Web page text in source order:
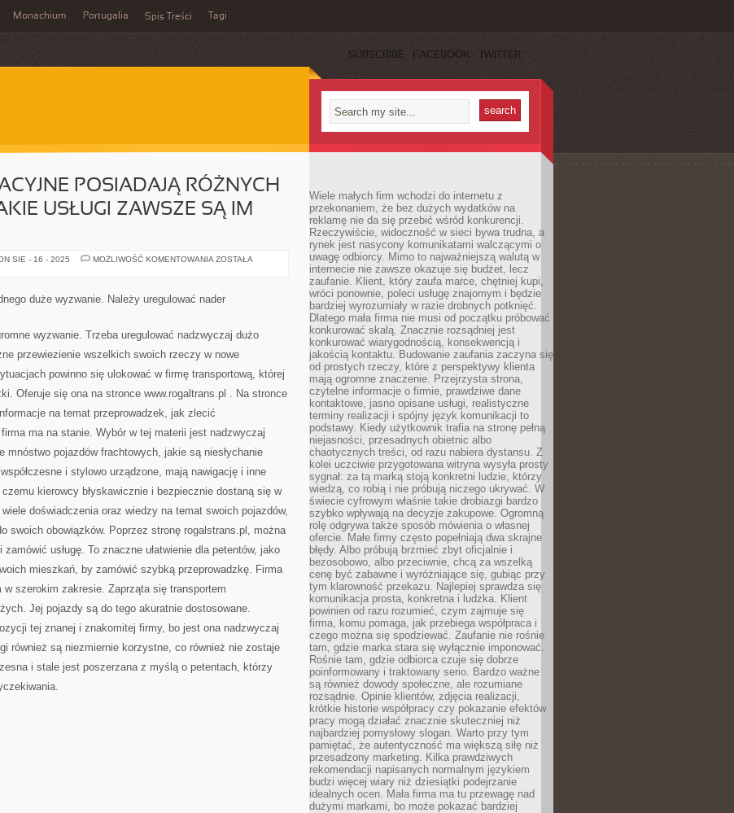
Monachium Portugalia Spis Treści Tagi
SUBSCRIBE FACEBOOK TWITTER
POSIADAJĄ RÓŻNYCH
USŁUGI ZAWSZE SĄ IM
SIE - 16 - 2025 MOŻLIWOŚĆ KOMENTOWANIA FIRMY
KLIENTÓW,
BO
ZAWSZE
SĄ
POTRZEBNE
ZOSTAŁA
duże wyzwanie. Należy uregulować nader
wyzwanie. Trzeba uregulować nadzwyczaj dużo
przewiezienie wszelkich swoich rzeczy w nowe
powinno się ulokować w firmę transportową, której
Oferuje się ona na stronce www.rogaltrans.pl . Na stronce
na temat przeprowadzek, jak zlecić
ma na stanie. Wybór w tej materii jest nadzwyczaj
mnóstwo pojazdów frachtowych, jakie są niesłychanie
i stylowo urządzone, mają nawigację i inne
kierowcy błyskawicznie i bezpiecznie dostaną się w
doświadczenia oraz wiedzy na temat swoich pojazdów,
swoich obowiązków. Poprzez stronę rogalstrans.pl, można
usługę. To znaczne ułatwienie dla petentów, jako
mieszkań, by zamówić szybką przeprowadzkę. Firma
w szerokim zakresie. Zaprząta się transportem
Jej pojazdy są do tego akuratnie dostosowane.
tej znanej i znakomitej firmy, bo jest ona nadzwyczaj
również są niezmiernie korzystne, co również nie zostaje
i stale jest poszerzana z myślą o petentach, którzy
Wiele małych firm wchodzi do internetu z
przekonaniem, że bez dużych wydatków na
reklamę nie da się przebić wśród konkurencji.
Rzeczywiście, widoczność w sieci bywa trudna, a
rynek jest nasycony komunikatami walczącymi o
uwagę odbiorcy. Mimo to najważniejszą walutą w
internecie nie zawsze okazuje się budżet, lecz
zaufanie. Klient, który zaufa marce, chętniej kupi,
wróci ponownie, poleci usługę znajomym i będzie
bardziej wyrozumiały w razie drobnych potknięć.
Dlatego mała firma nie musi od początku próbować
konkurować skalą. Znacznie rozsądniej jest
konkurować wiarygodnością, konsekwencją i
jakością kontaktu. Budowanie zaufania zaczyna się
od prostych rzeczy, które z perspektywy klienta
mają ogromne znaczenie. Przejrzysta strona,
czytelne informacje o firmie, prawdziwe dane
kontaktowe, jasno opisane usługi, realistyczne
terminy realizacji i spójny język komunikacji to
podstawy. Kiedy użytkownik trafia na stronę pełną
niejasności, przesadnych obietnic albo
chaotycznych treści, od razu nabiera dystansu. Z
kolei uczciwie przygotowana witryna wysyła prosty
sygnał: za tą marką stoją konkretni ludzie, którzy
wiedzą, co robią i nie próbują niczego ukrywać. W
świecie cyfrowym właśnie takie drobiazgi bardzo
szybko wpływają na decyzje zakupowe. Ogromną
rolę odgrywa także sposób mówienia o własnej
ofercie. Małe firmy często popełniają dwa skrajne
błędy. Albo próbują brzmieć zbyt oficjalnie i
bezosobowo, albo przeciwnie, chcą za wszelką
cenę być zabawne i wyróżniające się, gubiąc przy
tym klarowność przekazu. Najlepiej sprawdza się
komunikacja prosta, konkretna i ludzka. Klient
powinien od razu rozumieć, czym zajmuje się
firma, komu pomaga, jak przebiega współpraca i
czego można się spodziewać. Zaufanie nie rośnie
tam, gdzie marka stara się wyłącznie imponować.
Rośnie tam, gdzie odbiorca czuje się dobrze
poinformowany i traktowany serio. Bardzo ważne
są również dowody społeczne, ale rozumiane
rozsądnie. Opinie klientów, zdjęcia realizacji,
krótkie historie współpracy czy pokazanie efektów
pracy mogą działać znacznie skuteczniej niż
najbardziej pomysłowy slogan. Warto przy tym
pamiętać, że autentyczność ma większą siłę niż
przesadzony marketing. Kilka prawdziwych
rekomendacji napisanych normalnym językiem
budzi więcej wiary niż dziesiątki podejrzanie
idealnych ocen. Mała firma ma tu przewagę nad
dużymi markami, bo może pokazać bardziej